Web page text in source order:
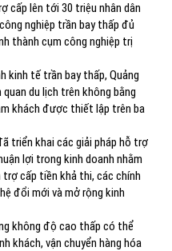
cấp lên tới 30 triệu nhân dân
nghiệp trần bay thấp đủ
thành cụm công nghiệp trị
kinh tế trần bay thấp, Quảng
du lịch trên không bằng
khách được thiết lập trên ba
triển khai các giải pháp hỗ trợ
lợi trong kinh doanh nhằm
cấp tiền khả thi, các chính
đổi mới và mở rộng kinh
không độ cao thấp có thể
khách, vận chuyển hàng hóa